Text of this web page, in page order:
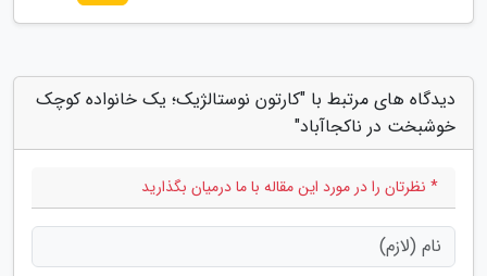
دیدگاه های مرتبط با "کارتون نوستالژیک؛ یک خانواده کوچک
خوشبخت در ناکجاآباد"
* نظرتان را در مورد این مقاله با ما درمیان بگذارید